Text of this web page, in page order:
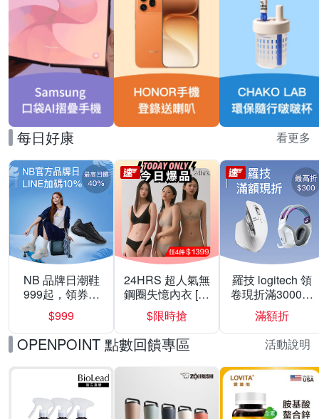
每日好康 看更多
NB 品牌日潮鞋
999起，領券折
上折 最高回饋
40%
$999
24HRS 超人氣無
鋼圈失憶內衣 [熱
銷好評]
$限時搶
羅技 logitech 領
卷現折滿3000折
300
滿額折
OPENPOINT 點數回饋專區 活動說明